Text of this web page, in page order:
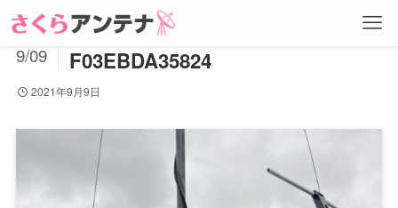
222B7A4C-FB27-4B55-B064-
F03EBDA35824
2021
9/09
2021年9月9日